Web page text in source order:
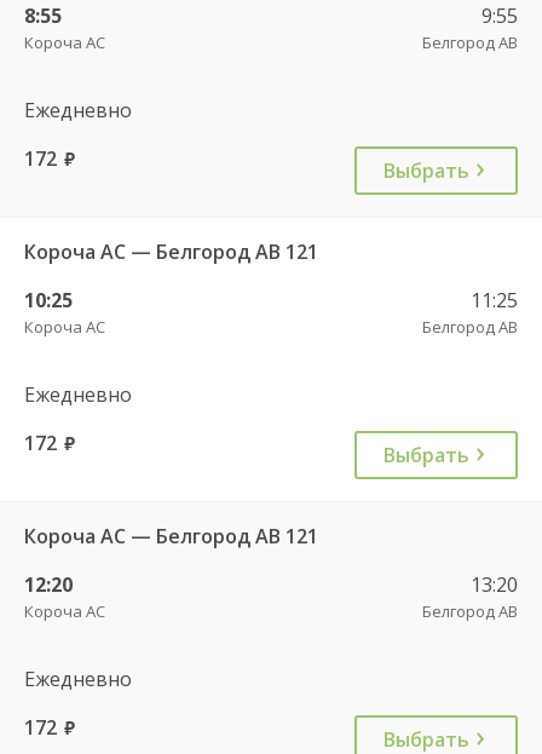
8:55
Короча АС
9:55
Белгород АВ
Ежедневно
172 руб. Выбрать
Короча АС — Белгород АВ 121
10:25
Короча АС
11:25
Белгород АВ
Ежедневно
172 руб. Выбрать
Короча АС — Белгород АВ 121
12:20
Короча АС
13:20
Белгород АВ
Ежедневно
172 руб. Выбрать